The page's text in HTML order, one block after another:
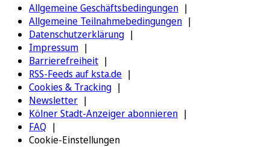
Allgemeine Geschäftsbedingungen
Allgemeine Teilnahmebedingungen
Datenschutzerklärung
Impressum
Barrierefreiheit
RSS-Feeds auf ksta.de
Cookies & Tracking
Newsletter
Kölner Stadt-Anzeiger abonnieren
FAQ
Cookie-Einstellungen